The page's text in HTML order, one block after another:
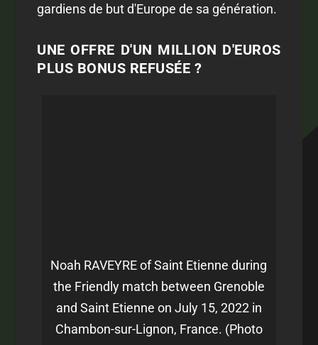
gardiens de but d'Europe de sa génération.
UNE OFFRE D'UN MILLION D'EUROS
PLUS BONUS REFUSÉE ?
Noah RAVEYRE of Saint Etienne during
the Friendly match between Grenoble
and Saint Etienne on July 15, 2022 in
Chambon-sur-Lignon, France. (Photo